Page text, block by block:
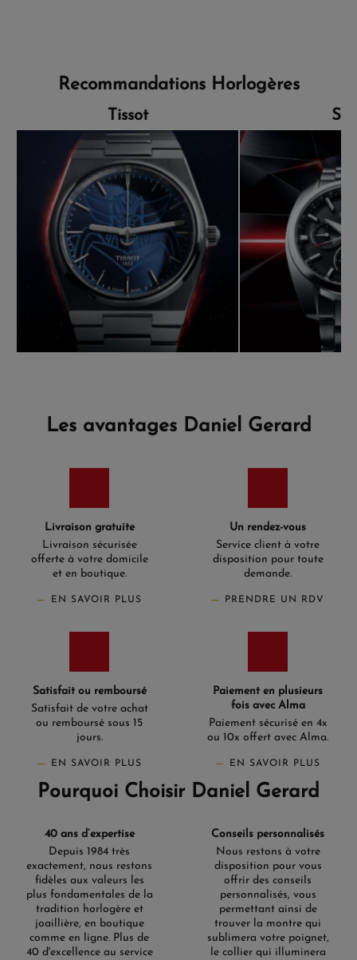
Recommandations Horlogères
Tissot
Les avantages Daniel Gerard
Livraison gratuite
Livraison sécurisée
offerte à votre domicile
et en boutique.
EN SAVOIR PLUS
Un rendez-vous
Service client à votre
disposition pour toute
demande.
PRENDRE UN RDV
Satisfait ou remboursé
Satisfait de votre achat
ou remboursé sous 15
jours.
EN SAVOIR PLUS
Paiement en plusieurs
fois avec Alma
Paiement sécurisé en 4x
ou 10x offert avec Alma.
EN SAVOIR PLUS
Pourquoi Choisir Daniel Gerard
40 ans d’expertise
Depuis 1984 très
exactement, nous restons
fidèles aux valeurs les
plus fondamentales de la
tradition horlogère et
joaillière, en boutique
comme en ligne. Plus de
40 d'excellence au service
Conseils personnalisés
Nous restons à votre
disposition pour vous
offrir des conseils
personnalisés, vous
permettant ainsi de
trouver la montre qui
sublimera votre poignet,
le collier qui illuminera